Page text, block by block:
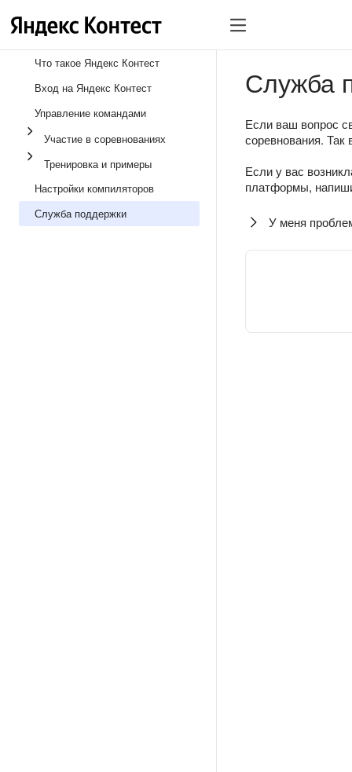
Что такое Яндекс Контест
Вход на Яндекс Контест
Управление командами
Участие в соревнованиях
Тренировка и примеры
Настройки компиляторов
Служба поддержки
Служба
Если ваш вопрос
соревнования. Так
Если у вас
платформы,
У меня